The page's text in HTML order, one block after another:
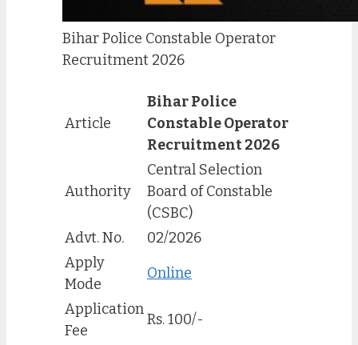
Bihar Police Constable Operator
Recruitment 2026
Article
Bihar Police
Constable Operator
Recruitment 2026
Authority
Central Selection
Board of Constable
(CSBC)
Advt. No.
02/2026
Apply
Mode
Online
Application
Fee
Rs. 100/-